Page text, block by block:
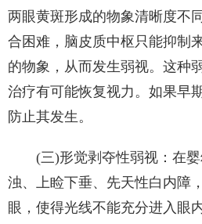
两眼黄斑形成的物象清晰度不
合困难，脑皮质中枢只能抑制
的物象，从而发生弱视。这种
治疗有可能恢复视力。如果早
防止其发生。
(三)形觉剥夺性弱视：在
浊、上睑下垂、先天性白内障
眼，使得光线不能充分进入眼